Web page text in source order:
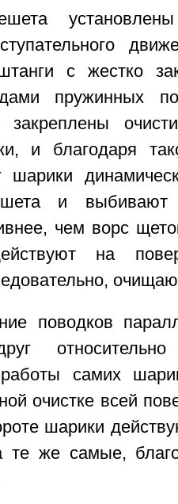
с жестко
пружинных
закреплены
и благодаря
шарики
и выбивают
чем ворс
на
поводков
самих
очистке всей
шарики
те же самые,